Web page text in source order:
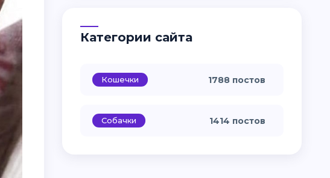
Категории сайта
Кошечки 1788 постов
Собачки 1414 постов